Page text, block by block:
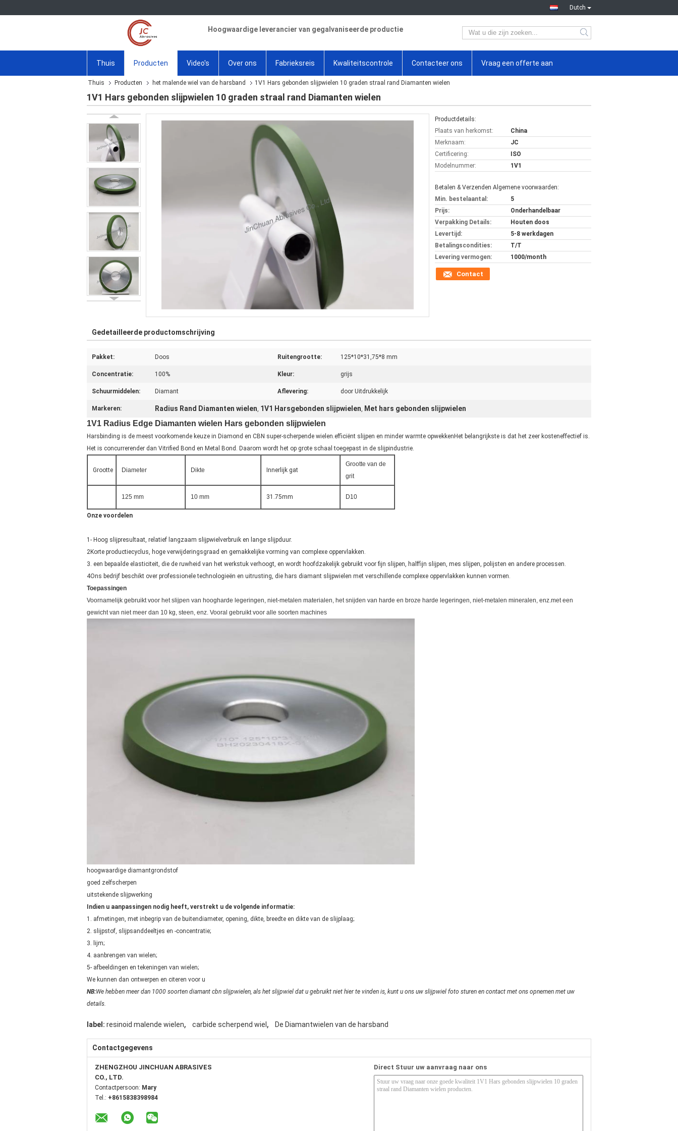
Dutch
Hoogwaardige leverancier van gegalvaniseerde productie
Thuis Producten Video's Over ons Fabrieksreis Kwaliteitscontrole Contacteer ons Vraag een offerte aan
Thuis Producten het malende wiel van de harsband 1V1 Hars gebonden slijpwielen 10 graden straal rand Diamanten wielen
1V1 Hars gebonden slijpwielen 10 graden straal rand Diamanten wielen
Productdetails:
Plaats van herkomst:
China
Merknaam:
JC
Certificering:
ISO
Modelnummer:
1V1
Betalen & Verzenden Algemene voorwaarden:
Min. bestelaantal:
5
Prijs:
Onderhandelbaar
Verpakking Details:
Houten doos
Levertijd:
5-8 werkdagen
Betalingscondities:
T/T
Levering vermogen:
1000/month
Contact
Gedetailleerde productomschrijving
Pakket: Doos Ruitengrootte: 125*10*31,75*8 mm
Concentratie: 100% Kleur: grijs
Schuurmiddelen: Diamant Aflevering: door Uitdrukkelijk
Markeren: Radius Rand Diamanten wielen, 1V1 Harsgebonden slijpwielen, Met hars gebonden slijpwielen
1V1 Radius Edge Diamanten wielen Hars gebonden slijpwielen
Harsbinding is de meest voorkomende keuze in Diamond en CBN super-scherpende wielen.efficiënt slijpen en minder warmte opwekkenHet belangrijkste is dat het zeer kosteneffectief is.
Het is concurrerender dan Vitrified Bond en Metal Bond. Daarom wordt het op grote schaal toegepast in de slijpindustrie.
Grootte Diameter Dikte Innerlijk gat
Grootte van de
grit
125 mm 10 mm 31.75mm D10
Onze voordelen
1- Hoog slijpresultaat, relatief langzaam slijpwielverbruik en lange slijpduur.
2Korte productiecyclus, hoge verwijderingsgraad en gemakkelijke vorming van complexe oppervlakken.
3. een bepaalde elasticiteit, die de ruwheid van het werkstuk verhoogt, en wordt hoofdzakelijk gebruikt voor fijn slijpen, halffijn slijpen, mes slijpen, polijsten en andere processen.
4Ons bedrijf beschikt over professionele technologieën en uitrusting, die hars diamant slijpwielen met verschillende complexe oppervlakken kunnen vormen.
Toepassingen
Voornamelijk gebruikt voor het slijpen van hoogharde legeringen, niet-metalen materialen, het snijden van harde en broze harde legeringen, niet-metalen mineralen, enz.met een
gewicht van niet meer dan 10 kg, steen, enz. Vooral gebruikt voor alle soorten machines
hoogwaardige diamantgrondstof
goed zelfscherpen
uitstekende slijpwerking
Indien u aanpassingen nodig heeft, verstrekt u de volgende informatie:
1. afmetingen, met inbegrip van de buitendiameter, opening, dikte, breedte en dikte van de slijplaag;
2. slijpstof, slijpsanddeeltjes en -concentratie;
3. lijm;
4. aanbrengen van wielen;
5- afbeeldingen en tekeningen van wielen;
We kunnen dan ontwerpen en citeren voor u
NB:We hebben meer dan 1000 soorten diamant cbn slijpwielen, als het slijpwiel dat u gebruikt niet hier te vinden is, kunt u ons uw slijpwiel foto sturen en contact met ons opnemen met uw
details.
label: resinoid malende wielen, carbide scherpend wiel , De Diamantwielen van de harsband
Contactgegevens
ZHENGZHOU JINCHUAN ABRASIVES
CO., LTD.
Contactpersoon: Mary
Tel.: +8615838398984
Direct Stuur uw aanvraag naar ons